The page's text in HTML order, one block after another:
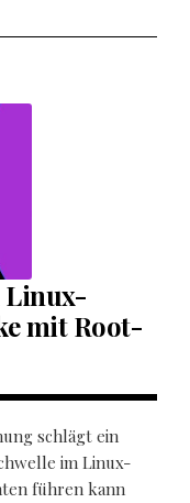
Linux-
mit Root-
schlägt ein
im Linux-
führen kann